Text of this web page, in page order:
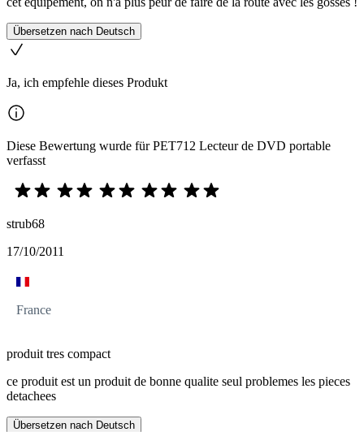
Übersetzen nach Deutsch
Ja, ich empfehle dieses Produkt
Diese Bewertung wurde für PET712 Lecteur de DVD portable
verfasst
strub68
17/10/2011
France
produit tres compact
ce produit est un produit de bonne qualite seul problemes les pieces
detachees
Übersetzen nach Deutsch